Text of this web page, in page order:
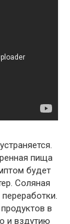
пища
будет
Соляная
в
и вздутию